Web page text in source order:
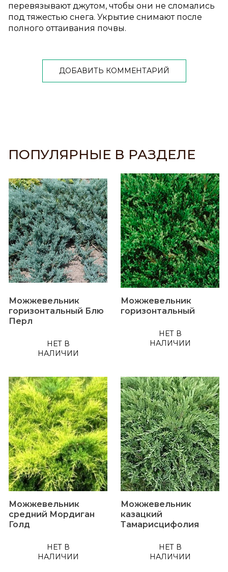
перевязывают джутом, чтобы они не сломались
под тяжестью снега. Укрытие снимают после
полного оттаивания почвы.
ДОБАВИТЬ КОММЕНТАРИЙ
ПОПУЛЯРНЫЕ В РАЗДЕЛЕ
Можжевельник
горизонтальный Блю
Перл
НЕТ В
НАЛИЧИИ
Можжевельник
горизонтальный
НЕТ В
НАЛИЧИИ
Можжевельник
средний Мордиган
Голд
НЕТ В
НАЛИЧИИ
Можжевельник
казацкий
Тамарисцифолия
НЕТ В
НАЛИЧИИ